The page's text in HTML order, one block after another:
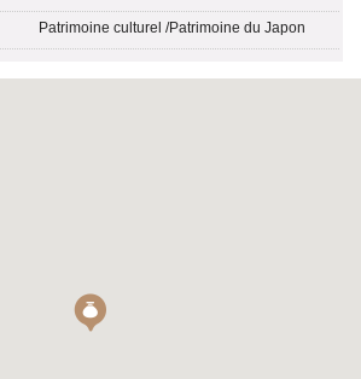
Patrimoine culturel /Patrimoine du Japon